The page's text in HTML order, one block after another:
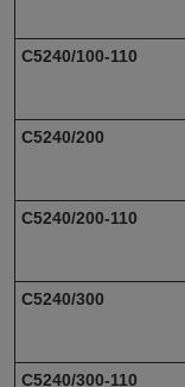
C5240/100-110
C5240/200
C5240/200-110
C5240/300
C5240/300-110